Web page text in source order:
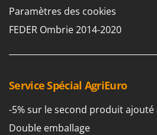
Paramètres des cookies
FEDER Ombrie 2014-2020
Service Spécial AgriEuro
-5% sur le second produit
Double emballage